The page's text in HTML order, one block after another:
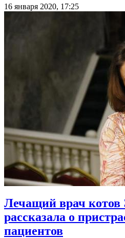
16 января 2020, 17:25
Лечащий врач
рассказала о
пациентов